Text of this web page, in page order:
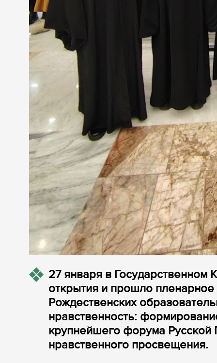
27 января в
открытия и прошло
Рождественских
нравственность:
крупнейшего форума
нравственного просвещения.